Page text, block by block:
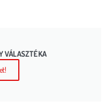
VÁLASZTÉKA